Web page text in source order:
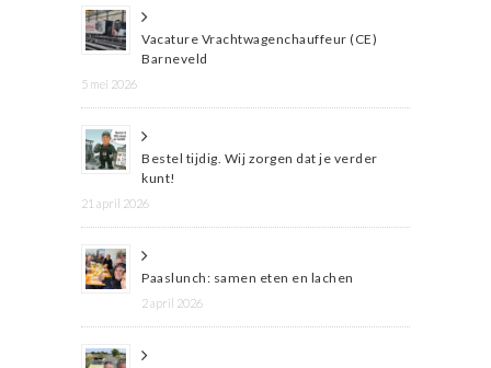
Vacature Vrachtwagenchauffeur (CE)
Barneveld
5 mei 2026
Bestel tijdig. Wij zorgen dat je verder
kunt!
21 april 2026
Paaslunch: samen eten en lachen
2 april 2026